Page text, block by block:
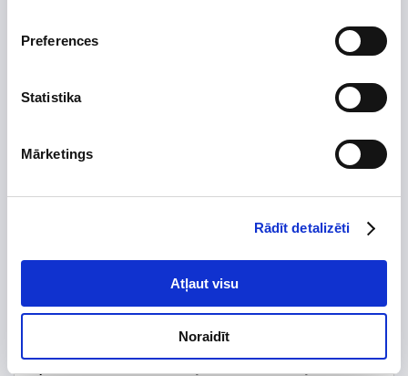
Preferences
Statistika
Mārketings
Rādīt detalizēti
Atļaut visu
Noraidīt
Augstums, mm
Dziļums, mm
Efektivitāte
Degvielas veids
Maks. jauda (kW) līdz
9.1